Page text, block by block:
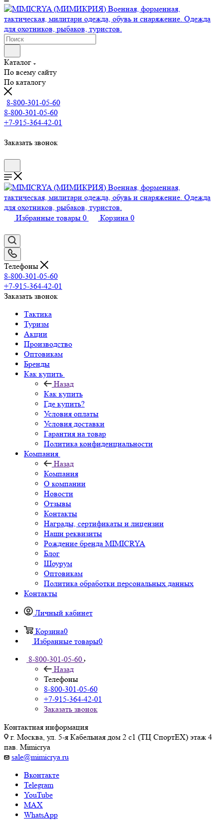
Каталог
По всему сайту
По каталогу
8-800-301-05-60
8-800-301-05-60
+7-915-364-42-01
Заказать звонок
Избранные товары 0 Корзина 0
Телефоны
8-800-301-05-60
+7-915-364-42-01
Заказать звонок
Тактика
Туризм
Акции
Производство
Оптовикам
Бренды
Как купить
Назад
Как купить
Где купить?
Условия оплаты
Условия доставки
Гарантия на товар
Политика конфиденциальности
Компания
Назад
Компания
О компании
Новости
Отзывы
Контакты
Награды, сертификаты и лицензии
Наши реквизиты
Рождение бренда MIMICRYA
Блог
Шоурум
Оптовикам
Политика обработки персональных данных
Контакты
Личный кабинет
Корзина0
Избранные товары0
8-800-301-05-60
Назад
Телефоны
8-800-301-05-60
+7-915-364-42-01
Заказать звонок
Контактная информация
г. Москва, ул. 5-я Кабельная дом 2 с1 (ТЦ СпортEX) этаж 4
пав. Mimicrya
sale@mimicrya.ru
Вконтакте
Telegram
YouTube
MAX
WhatsApp